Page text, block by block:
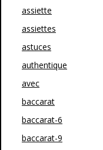
assiette
assiettes
astuces
authentique
avec
baccarat
baccarat-6
baccarat-9